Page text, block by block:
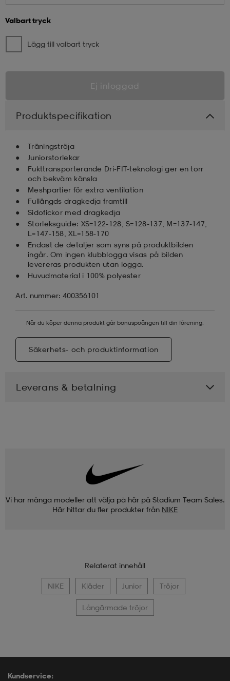
Valbart tryck
Lägg till valbart tryck
Ej inloggad
Produktspecifikation
Träningströja
Juniorstorlekar
Fukttransporterande Dri-FIT-teknologi ger en torr
och bekväm känsla
Meshpartier för extra ventilation
Fullängds dragkedja framtill
Sidofickor med dragkedja
Storleksguide: XS=122-128, S=128-137, M=137-147,
L=147-158, XL=158-170
Endast de detaljer som syns på produktbilden
ingår. Om ingen klubblogga visas på bilden
levereras produkten utan logga.
Huvudmaterial i 100% polyester
Art. nummer: 400356101
När du köper denna produkt går bonuspoängen till din förening.
Säkerhets- och produktinformation
Leverans & betalning
Vi har många modeller att välja på här på Stadium Team Sales.
Här hittar du fler produkter från NIKE
Relaterat innehåll
NIKE Kläder Junior Tröjor
Långärmade tröjor
Kundservice: